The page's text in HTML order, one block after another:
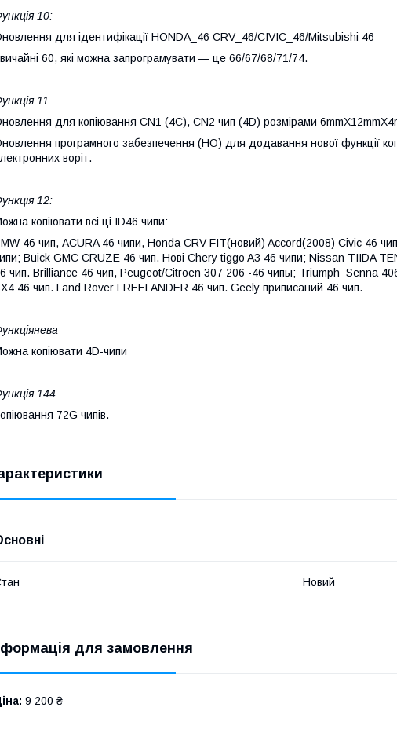
10:
для ідентифікації HONDA_46 CRV_46/CIVIC_46/Mitsubishi 46
60, які можна запрограмувати — це 66/67/68/71/74.
11
для копіювання CN1 (4C), CN2 чип (4D) розмірами
програмного забезпечення (НО) для додавання нової функції
воріт.
12:
копіювати всі ці ID46 чипи:
46 чип, ACURA 46 чипи, Honda CRV FIT(новий) Accord(2008) Civic 46
Buick GMC CRUZE 46 чип. Нові Chery tiggo A3 46 чипи; Nissan TIIDA
чип. Brilliance 46 чип, Peugeot/Citroen 307 206 -46 чипы; Triumph Senna
46 чип. Land Rover FREELANDER 46 чип. Geely приписаний 46 чип.
копіювати 4D-чипи
144
72G чипів.
Новий
для замовлення
9 200 ₴